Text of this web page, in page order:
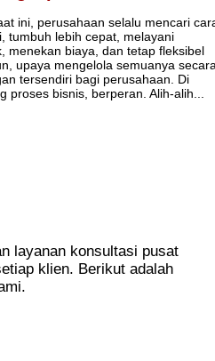
ini, perusahaan selalu mencari
tumbuh lebih cepat, melayani
menekan biaya, dan tetap fleksibel
upaya mengelola semuanya
tersendiri bagi perusahaan. Di
proses bisnis, berperan. Alih-alih...
layanan konsultasi pusat
klien. Berikut adalah